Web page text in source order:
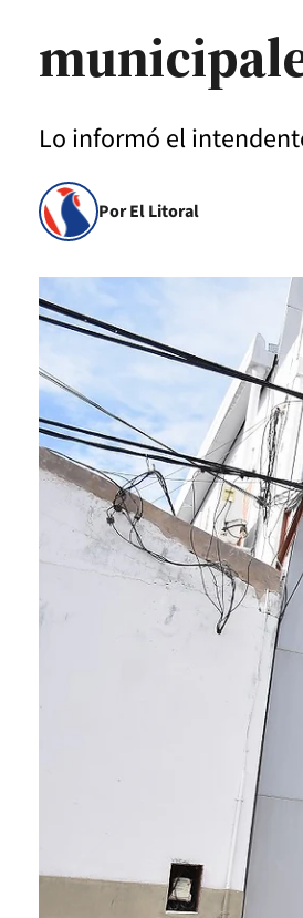
Lo informó el
Por El Litoral